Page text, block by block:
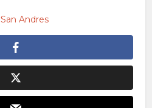
San Andres